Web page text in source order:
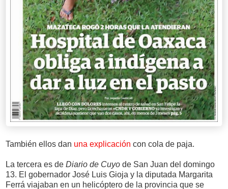
También ellos dan una explicación con cola de paja.
La tercera es de Diario de Cuyo de San Juan del domingo
13. El gobernador José Luis Gioja y la diputada Margarita
Ferrá viajaban en un helicóptero de la provincia que se